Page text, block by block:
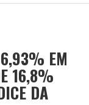
6,93% EM
16,8%
DA